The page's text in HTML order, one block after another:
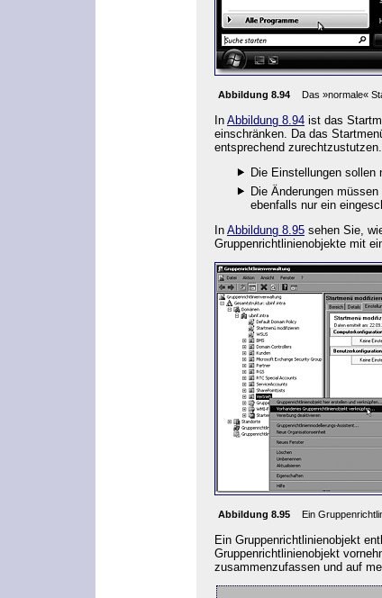
Abbildung 8.94 Das »normale«
In Abbildung 8.94 ist das
einschränken. Da das
entsprechend
Die Einstellungen sollen
Die Änderungen
ebenfalls nur ein
In Abbildung 8.95 sehen Sie,
Gruppenrichtlinienobjekte mit
Abbildung 8.95 Ein
Ein Gruppenrichtlinienobjekt
Gruppenrichtlinienobjekt
zusammenzufassen und auf